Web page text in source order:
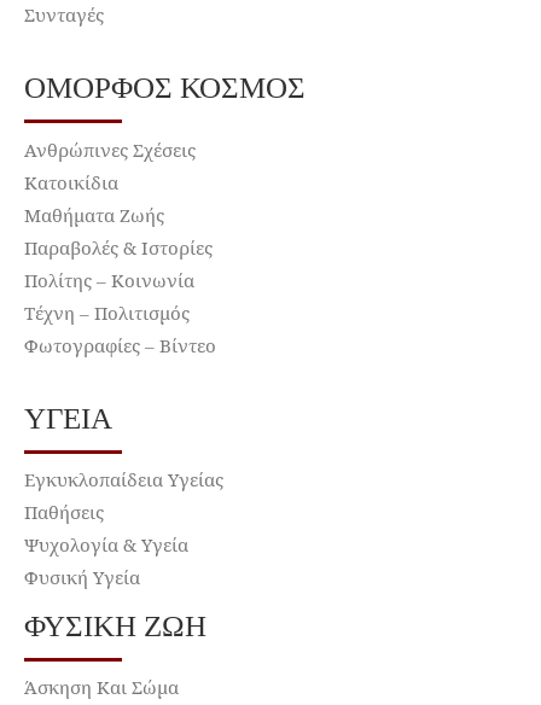
Συνταγές
ΌΜΟΡΦΟΣ ΚΌΣΜΟΣ
Ανθρώπινες Σχέσεις
Κατοικίδια
Μαθήματα Ζωής
Παραβολές & Ιστορίες
Πολίτης – Κοινωνία
Τέχνη – Πολιτισμός
Φωτογραφίες – Βίντεο
ΥΓΕΊΑ
Εγκυκλοπαίδεια Υγείας
Παθήσεις
Ψυχολογία & Υγεία
Φυσική Υγεία
ΦΥΣΙΚΉ ΖΩΉ
Άσκηση Και Σώμα